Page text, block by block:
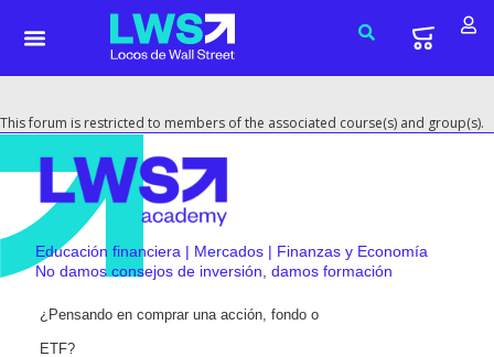
This forum is restricted to members of the associated course(s) and group(s).
Educación financiera | Mercados | Finanzas y Economía
No damos consejos de inversión, damos formación
¿Pensando en comprar una acción, fondo o
ETF?